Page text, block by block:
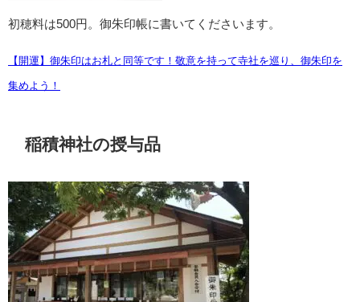
初穂料は500円。御朱印帳に書いてくださいます。
【開運】御朱印はお札と同等です！敬意を持って寺社を巡り、御朱印を
集めよう！
稲積神社の授与品